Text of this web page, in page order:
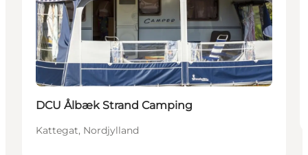
DCU Ålbæk Strand Camping
Kattegat, Nordjylland